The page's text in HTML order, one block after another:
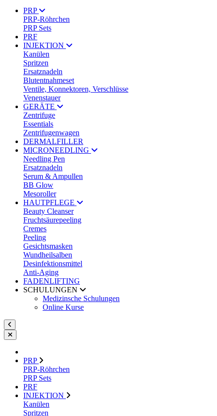
PRP
PRP-Röhrchen
PRP Sets
PRF
INJEKTION
Kanülen
Spritzen
Ersatznadeln
Blutentnahmeset
Ventile, Konnektoren, Verschlüsse
Venenstauer
GERÄTE
Zentrifuge
Essentials
Zentrifugenwagen
DERMALFILLER
MICRONEEDLING
Needling Pen
Ersatznadeln
Serum & Ampullen
BB Glow
Mesoroller
HAUTPFLEGE
Beauty Cleanser
Fruchtsäurepeeling
Cremes
Peeling
Gesichtsmasken
Wundheilsalben
Desinfektionsmittel
Anti-Aging
FADENLIFTING
SCHULUNGEN
Medizinsche Schulungen
Online Kurse
PRP
PRP-Röhrchen
PRP Sets
PRF
INJEKTION
Kanülen
Spritzen